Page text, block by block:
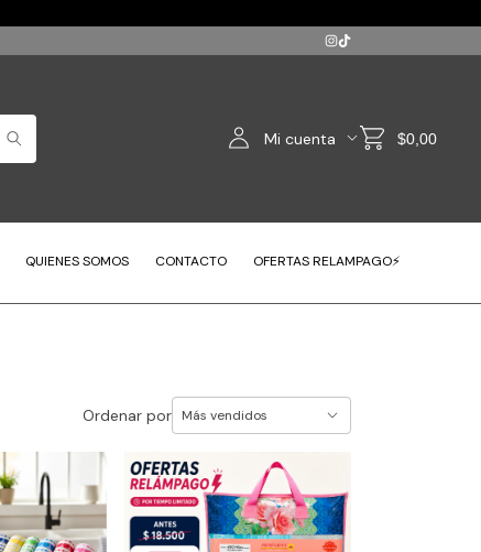
Mi cuenta $0,00
QUIENES SOMOS CONTACTO OFERTAS RELAMPAGO⚡
Ordenar por